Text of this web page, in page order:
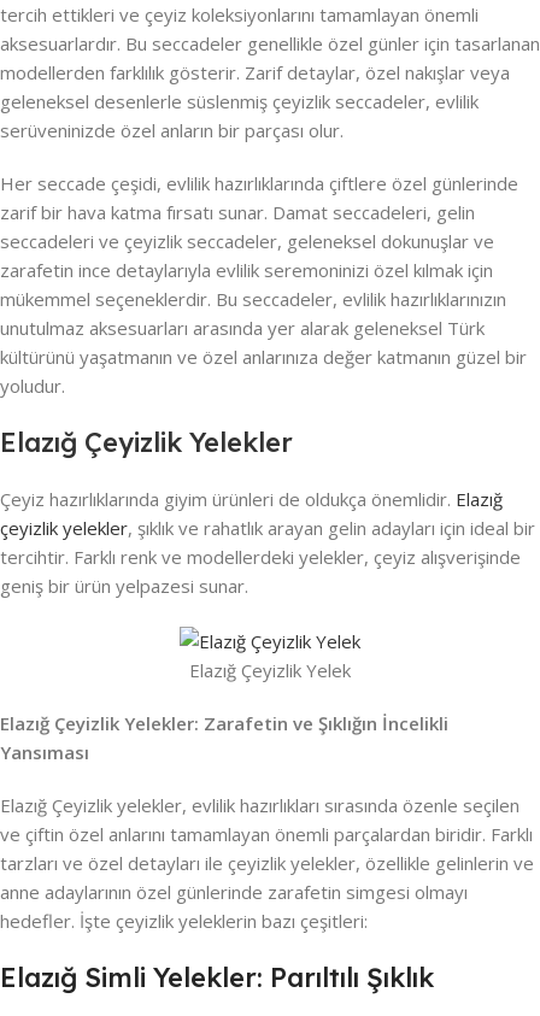
tercih ettikleri ve çeyiz koleksiyonlarını tamamlayan önemli
aksesuarlardır. Bu seccadeler genellikle özel günler için tasarlanan
modellerden farklılık gösterir. Zarif detaylar, özel nakışlar veya
geleneksel desenlerle süslenmiş çeyizlik seccadeler, evlilik
serüveninizde özel anların bir parçası olur.
Her seccade çeşidi, evlilik hazırlıklarında çiftlere özel günlerinde
zarif bir hava katma fırsatı sunar. Damat seccadeleri, gelin
seccadeleri ve çeyizlik seccadeler, geleneksel dokunuşlar ve
zarafetin ince detaylarıyla evlilik seremoninizi özel kılmak için
mükemmel seçeneklerdir. Bu seccadeler, evlilik hazırlıklarınızın
unutulmaz aksesuarları arasında yer alarak geleneksel Türk
kültürünü yaşatmanın ve özel anlarınıza değer katmanın güzel bir
yoludur.
Elazığ Çeyizlik Yelekler
Çeyiz hazırlıklarında giyim ürünleri de oldukça önemlidir. Elazığ
çeyizlik yelekler, şıklık ve rahatlık arayan gelin adayları için ideal bir
tercihtir. Farklı renk ve modellerdeki yelekler, çeyiz alışverişinde
geniş bir ürün yelpazesi sunar.
Elazığ Çeyizlik Yelek
Elazığ Çeyizlik Yelekler: Zarafetin ve Şıklığın İncelikli
Yansıması
Elazığ Çeyizlik yelekler, evlilik hazırlıkları sırasında özenle seçilen
ve çiftin özel anlarını tamamlayan önemli parçalardan biridir. Farklı
tarzları ve özel detayları ile çeyizlik yelekler, özellikle gelinlerin ve
anne adaylarının özel günlerinde zarafetin simgesi olmayı
hedefler. İşte çeyizlik yeleklerin bazı çeşitleri:
Elazığ Simli Yelekler: Parıltılı Şıklık